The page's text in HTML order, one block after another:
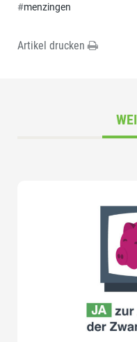
#menzingen
Artikel drucken